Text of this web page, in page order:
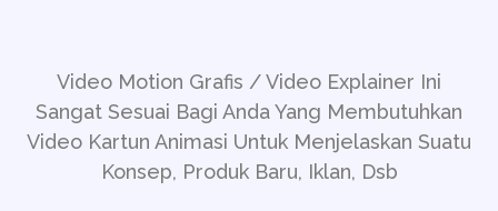
Video Motion Grafis / Video Explainer Ini
Sangat Sesuai Bagi Anda Yang Membutuhkan
Video Kartun Animasi Untuk Menjelaskan Suatu
Konsep, Produk Baru, Iklan, Dsb